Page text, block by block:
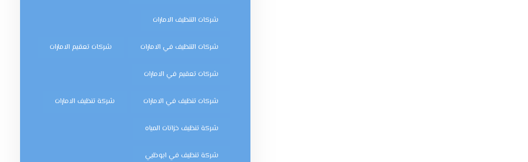
شركات التنظيف الامارات
شركات التنظيف في الامارات شركات تعقيم الامارات
شركات تعقيم في الامارات
شركات تنظيف في الامارات شركة تنظيف الامارات
شركة تنظيف خزانات المياه
شركة تنظيف في ابوظبي